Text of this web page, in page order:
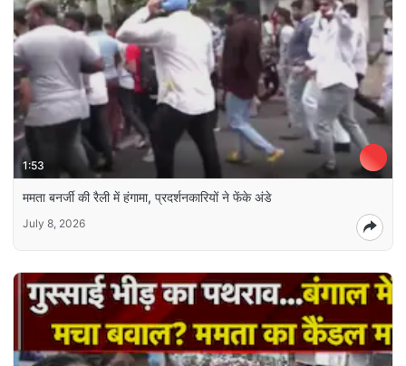
1:53
ममता बनर्जी की रैली में हंगामा, प्रदर्शनकारियों ने फेंके अंडे
July 8, 2026